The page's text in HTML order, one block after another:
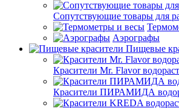
Сопутствующие товары для
Аэрографы
Пищевые
Красители Mr. Flavor
Красители ПИРАМИДА